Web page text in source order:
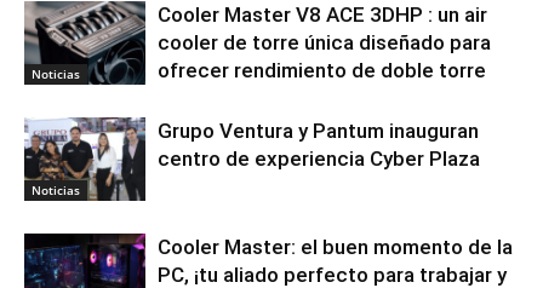
Noticias
Cooler Master V8 ACE 3DHP : un air
cooler de torre única diseñado para
ofrecer rendimiento de doble torre
Noticias
Grupo Ventura y Pantum inauguran
centro de experiencia Cyber Plaza
Cooler Master: el buen momento de la
PC, ¡tu aliado perfecto para trabajar y